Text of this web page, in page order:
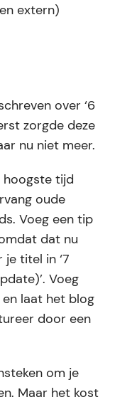
extern)
over ‘6
zorgde deze
nu niet meer.
hoogste tijd
oude
Voeg een tip
dat nu
je titel in ‘7
Voeg
laat het blog
door een
om je
Maar het kost